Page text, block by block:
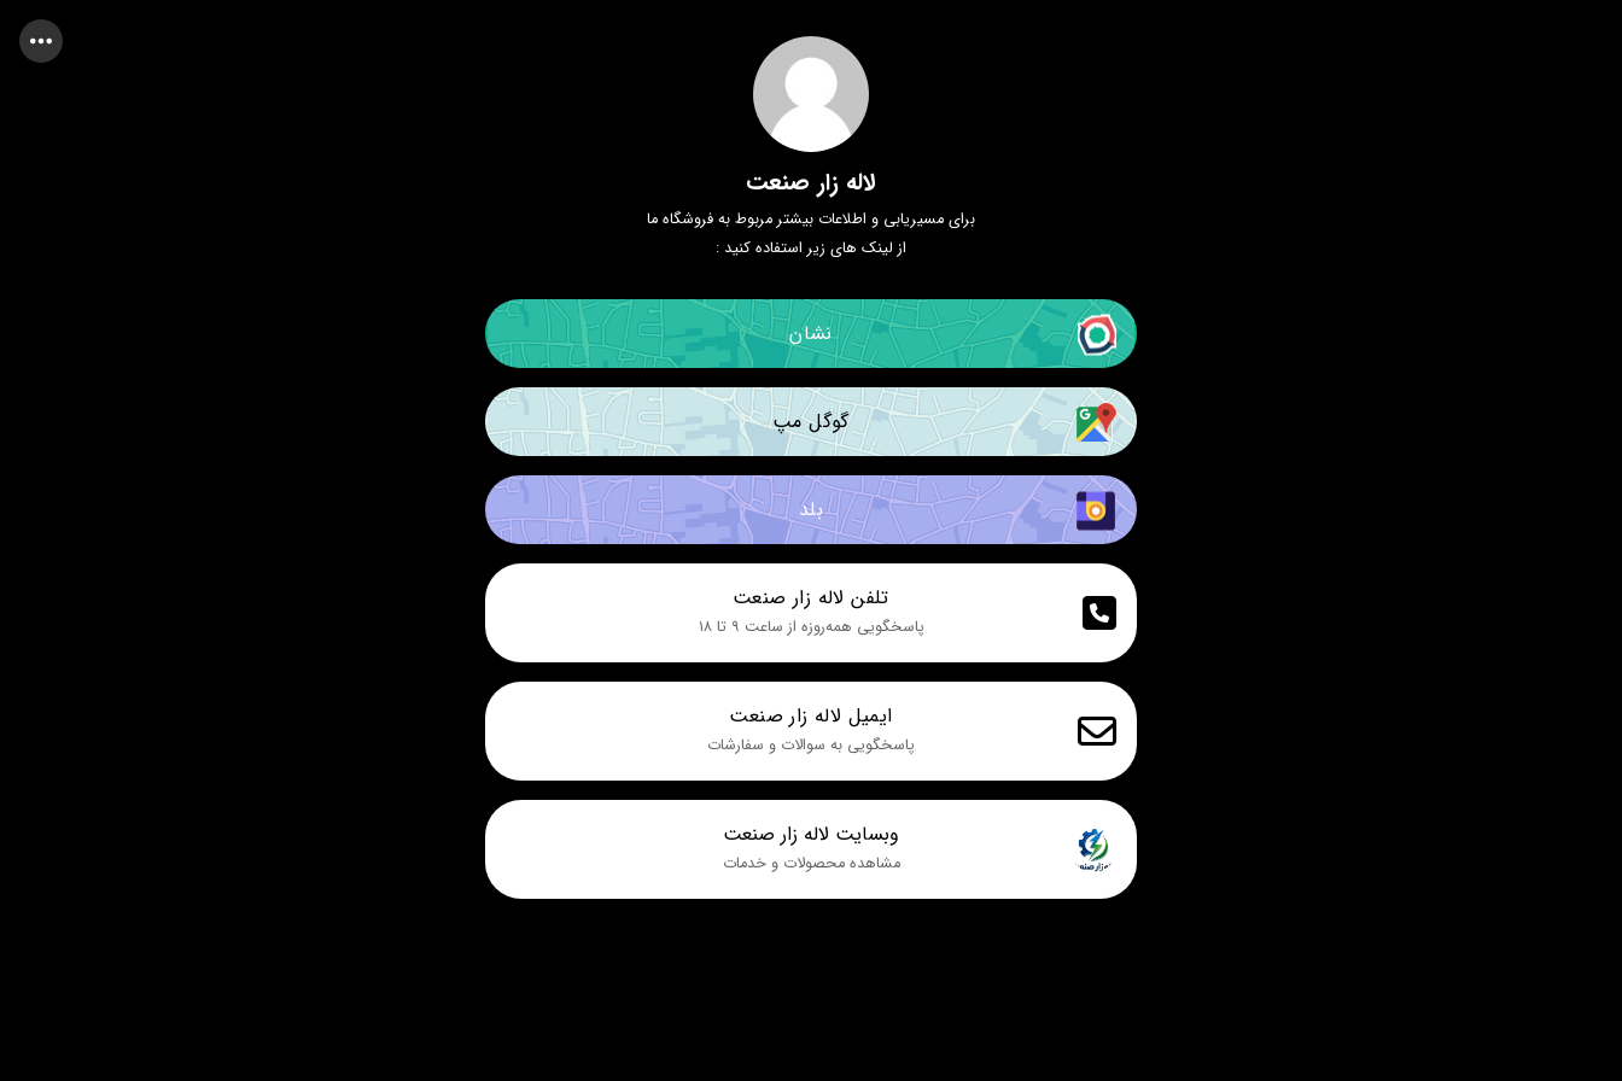
لاله زار صنعت
برای مسیریابی و اطلاعات بیشتر مربوط به فروشگاه ما
از لینک های زیر استفاده کنید :
نشان
گوگل مپ
بلد
تلفن لاله زار صنعت
پاسخگویی همه‌روزه از ساعت ۹ تا ۱۸
ایمیل لاله زار صنعت
پاسخگویی به سوالات و سفارشات
وبسایت لاله زار صنعت
مشاهده محصولات و خدمات